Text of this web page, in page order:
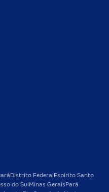
Distrito Federal Espírito Santo
do Sul Minas Gerais Pará